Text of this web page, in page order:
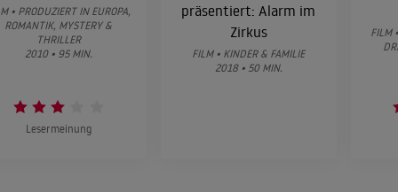
Braams - Kein Mord ohne Leiche
KRIMINALFILM
• PRODUZIERT IN EUROPA,
ROMANTIK, MYSTERY &
THRILLER
2010 • 95 MIN.
Lesermeinung
präsentiert: Alarm im
Zirkus
FILM • KINDER & FAMILIE
2018 • 50 MIN.
FILM